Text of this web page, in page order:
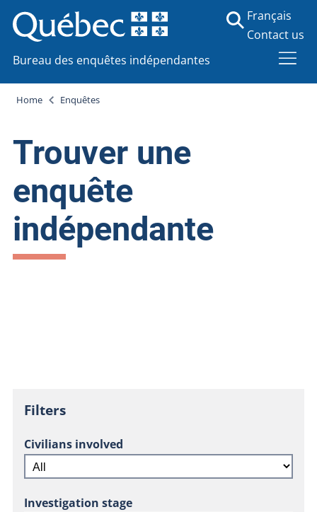
Bureau des enquêtes indépendantes
Français
Contact us
Home Enquêtes
Trouver une
enquête
indépendante
Filters
Civilians involved
Investigation stage